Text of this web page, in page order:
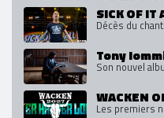
SICK OF IT
Décès du
Tony
Son nouvel
WACKEN
Les premiers